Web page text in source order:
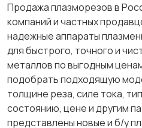
Бороздоделы
Бензогенераторы
Продажа плазморезов в
компаний и частных
надежные аппараты
для быстрого, точного и
металлов по выгодным
подобрать подходящую
толщине реза, силе тока,
состоянию, цене и другим
представлены новые и б/у